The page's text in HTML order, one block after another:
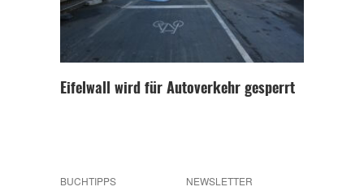
Eifelwall wird für Autoverkehr gesperrt
BUCHTIPPS NEWSLETTER